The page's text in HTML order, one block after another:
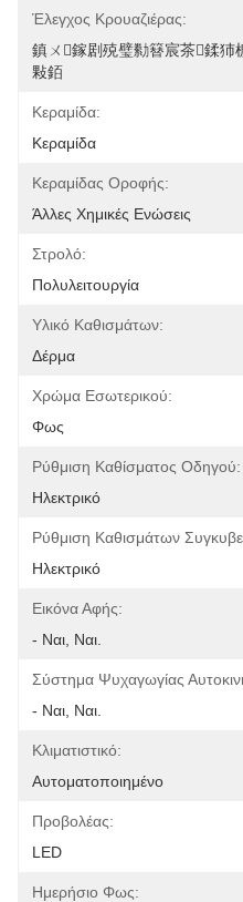
Έλεγχος Κρουαζιέρας:
鎮ㄨ鎵剧殑璧勬簮宸茶鍒犻
敤銆
Κεραμίδα:
Κεραμίδα
Κεραμίδας Οροφής:
Άλλες Χημικές Ενώσεις
Στρολό:
Πολυλειτουργία
Υλικό Καθισμάτων:
Δέρμα
Χρώμα Εσωτερικού:
Φως
Ρύθμιση Καθίσματος Οδηγού:
Ηλεκτρικό
Ρύθμιση Καθισμάτων
Ηλεκτρικό
Εικόνα Αφής:
- Ναι, Ναι.
Σύστημα Ψυχαγωγίας
- Ναι, Ναι.
Κλιματιστικό:
Αυτοματοποιημένο
Προβολέας:
LED
Ημερήσιο Φως: